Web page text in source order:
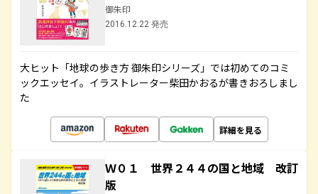
御朱印
2016.12.22 発売
大ヒット「地球の歩き方 御朱印シリーズ」では初めてのコミ
ックエッセイ。イラストレーター柴田かおるが書きおろしまし
た
詳細を見る
Ｗ０１ 世界２４４の国と地域 改訂
版